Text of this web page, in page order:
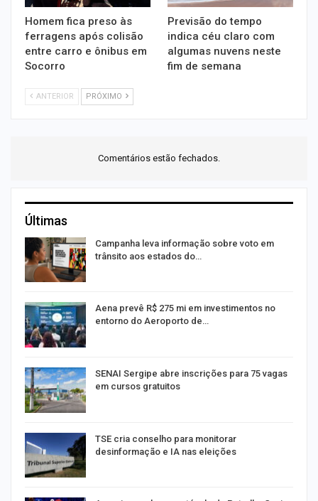
Homem fica preso às
ferragens após colisão
entre carro e ônibus em
Socorro
Previsão do tempo
indica céu claro com
algumas nuvens neste
fim de semana
ANTERIOR PRÓXIMO
Comentários estão fechados.
Últimas
Campanha leva informação sobre voto em
trânsito aos estados do…
Aena prevê R$ 275 mi em investimentos no
entorno do Aeroporto de…
SENAI Sergipe abre inscrições para 75 vagas
em cursos gratuitos
TSE cria conselho para monitorar
desinformação e IA nas eleições